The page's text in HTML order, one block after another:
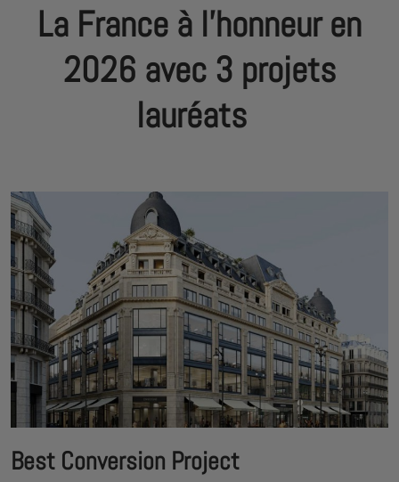
La France à l'honneur en
2026 avec 3 projets
lauréats
Best Conversion Project